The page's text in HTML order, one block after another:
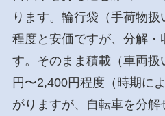
ります。輪行袋（手荷物
程度と安価ですが、分解・
す。そのまま積載（車両
円〜2,400円程度（時期に
がりますが、自転車を分解